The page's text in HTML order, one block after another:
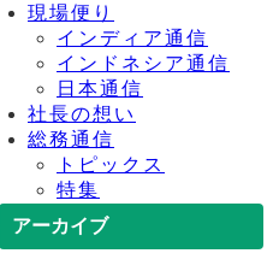
現場便り
インディア通信
インドネシア通信
日本通信
社長の想い
総務通信
トピックス
特集
アーカイブ